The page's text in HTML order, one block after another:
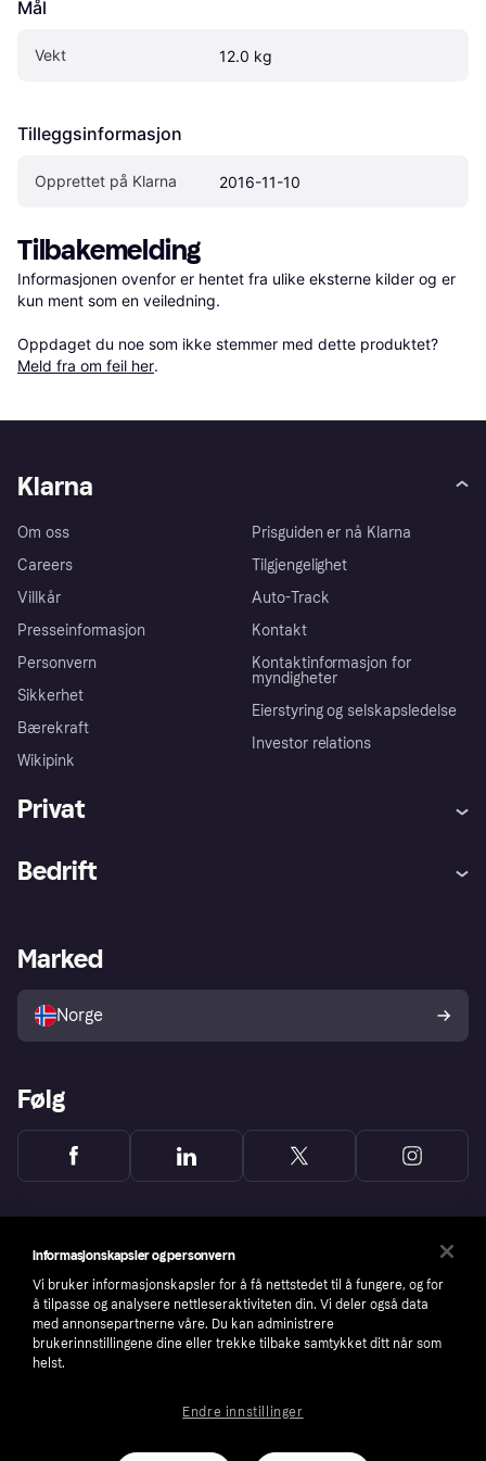
Mål
Vekt 12.0 kg
Tilleggsinformasjon
Opprettet på Klarna 2016-11-10
Tilbakemelding
Informasjonen ovenfor er hentet fra ulike eksterne kilder og er
kun ment som en veiledning.
Oppdaget du noe som ikke stemmer med dette produktet?
Meld fra om feil her.
Klarna
Om oss
Careers
Villkår
Presseinformasjon
Personvern
Sikkerhet
Bærekraft
Wikipink
Prisguiden er nå Klarna
Tilgjengelighet
Auto-Track
Kontakt
Kontaktinformasjon for
myndigheter
Eierstyring og selskapsledelse
Investor relations
Privat
Utforsk butikker
Bedrift
Merchant portal
Marked
Norge
Følg
number: 556737-0431
Informasjonskapsler og personvern
Vi bruker informasjonskapsler for å få nettstedet til å fungere, og for
å tilpasse og analysere nettleseraktiviteten din. Vi deler også data
med annonsepartnerne våre. Du kan administrere
brukerinnstillingene dine eller trekke tilbake samtykket ditt når som
helst.
Endre innstillinger